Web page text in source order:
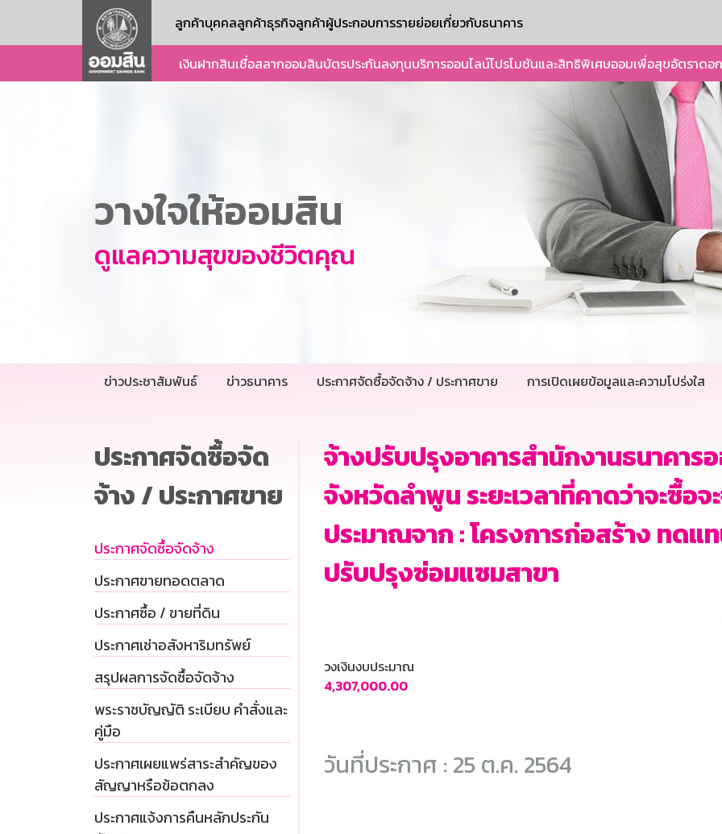
ลูกค้าบุคคลลูกค้าธุรกิจลูกค้าผู้ประกอบการรายย่อยเกี่ยวกับธนาคาร
เงินฝากสินเชื่อสลากออมสินบัตรประกันลงทุนบริการออนไลน์โปรโมชันและสิทธิพิเศษออมเพื่อสุขอัตราดอ
วางใจให้ออมสิน
ดูแลความสุขของชีวิตคุณ
ข่าวประชาสัมพันธ์ ข่าวธนาคาร ประกาศจัดซื้อจัดจ้าง / ประกาศขาย การเปิดเผยข้อมูลและความโปร่งใส
ประกาศจัดซื้อจัด
จ้าง / ประกาศขาย
ประกาศจัดซื้อจัดจ้าง
ประกาศขายทอดตลาด
ประกาศซื้อ / ขายที่ดิน
ประกาศเช่าอสังหาริมทรัพย์
สรุปผลการจัดซื้อจัดจ้าง
พระราชบัญญัติ ระเบียบ คำสั่งและ
คู่มือ
ประกาศเผยแพร่สาระสำคัญของ
สัญญาหรือข้อตกลง
ประกาศแจ้งการคืนหลักประกัน
จ้างปรับปรุงอาคารสำนักงานธนาคาร
จังหวัดลำพูน ระยะเวลาที่คาดว่าจะซื้อ
ประมาณจาก : โครงการก่อสร้าง ทด
ปรับปรุงซ่อมแซมสาขา
วงเงินงบประมาณ
4,307,000.00
วันที่ประกาศ : 25 ต.ค. 2564